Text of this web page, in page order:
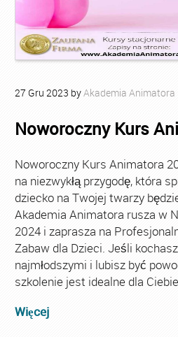
27 Gru 2023 byAkademia Animatora
Noworoczny Kurs
Noworoczny Kurs Animatora
na niezwykłą przygodę, która
dziecko na Twojej twarzy
Akademia Animatora rusza w
2024 i zaprasza na
Zabaw dla Dzieci. Jeśli
najmłodszymi i lubisz być
szkolenie jest idealne dla
Więcej